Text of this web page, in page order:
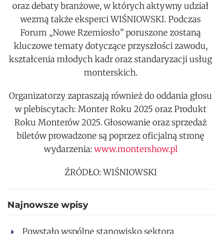
oraz debaty branżowe, w których aktywny udział
wezmą także eksperci WIŚNIOWSKI. Podczas
Forum „Nowe Rzemiosło” poruszone zostaną
kluczowe tematy dotyczące przyszłości zawodu,
kształcenia młodych kadr oraz standaryzacji usług
monterskich.
Organizatorzy zapraszają również do oddania głosu
w plebiscytach: Monter Roku 2025 oraz Produkt
Roku Monterów 2025. Głosowanie oraz sprzedaż
biletów prowadzone są poprzez oficjalną stronę
wydarzenia: www.montershow.pl
ŹRÓDŁO: WIŚNIOWSKI
Najnowsze wpisy
Powstało wspólne stanowisko sektora